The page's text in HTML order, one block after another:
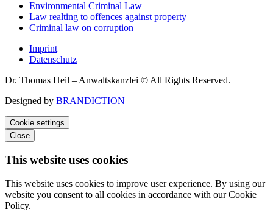
Environmental Criminal Law
Law realting to offences against property
Criminal law on corruption
Imprint
Datenschutz
Dr. Thomas Heil – Anwaltskanzlei © All Rights Reserved.
Designed by BRANDICTION
Cookie settings
Close
This website uses cookies
This website uses cookies to improve user experience. By using our
website you consent to all cookies in accordance with our Cookie
Policy.